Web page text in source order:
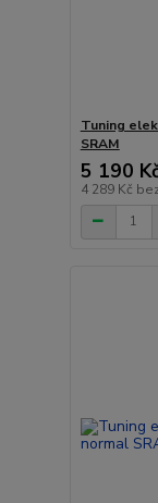
Tuning
SRAM
5 190
4 289 Kč